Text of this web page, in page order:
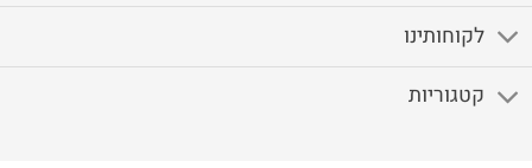
לקוחותינו
קטגוריות